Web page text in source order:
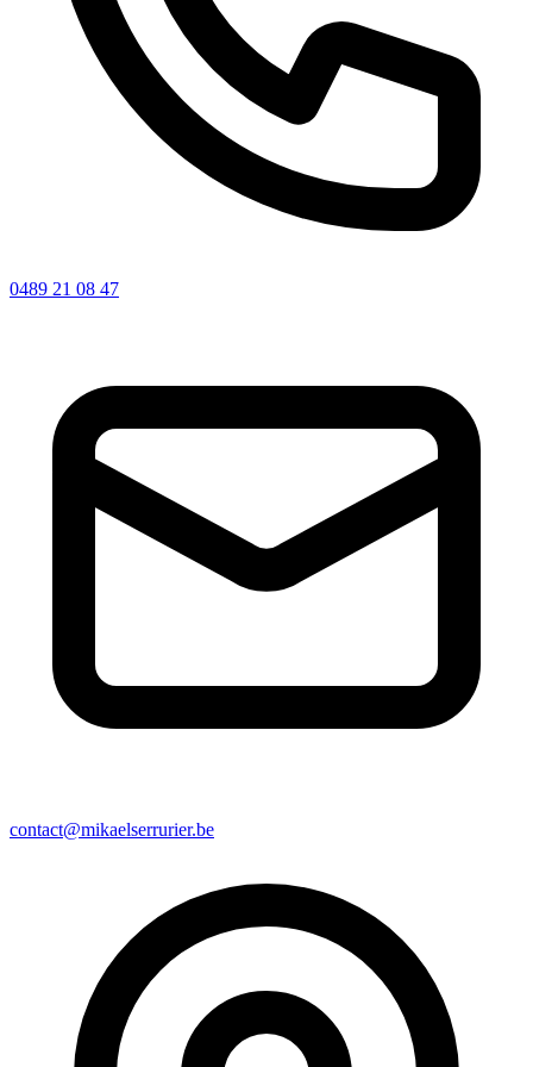
0489 21 08 47
contact@mikaelserrurier.be